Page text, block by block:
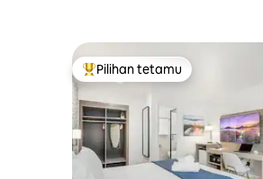
Pilihan utama tetamu
Pilihan tetamu